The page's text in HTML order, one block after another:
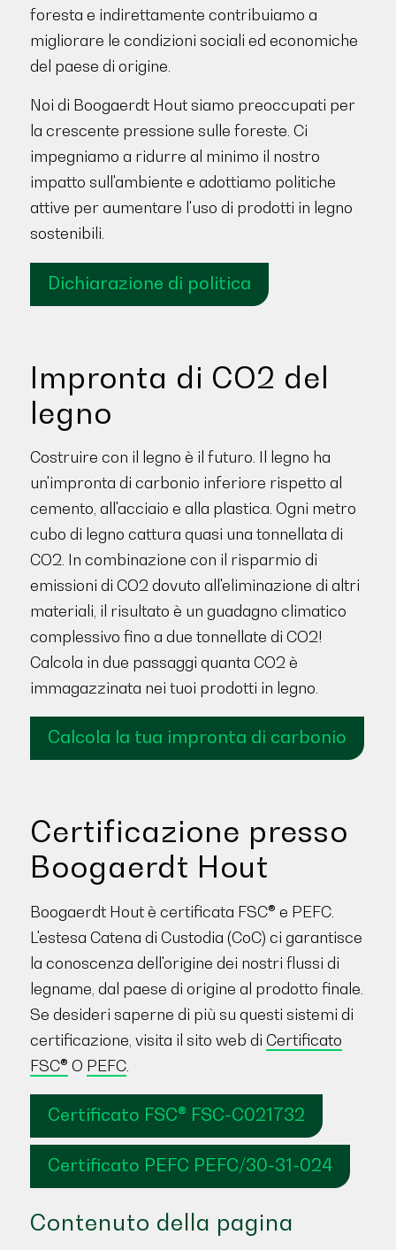
foresta e indirettamente contribuiamo a
migliorare le condizioni sociali ed economiche
del paese di origine.
Noi di Boogaerdt Hout siamo preoccupati per
la crescente pressione sulle foreste. Ci
impegniamo a ridurre al minimo il nostro
impatto sull'ambiente e adottiamo politiche
attive per aumentare l'uso di prodotti in legno
sostenibili.
Dichiarazione di politica
Impronta di CO2 del
legno
Costruire con il legno è il futuro. Il legno ha
un'impronta di carbonio inferiore rispetto al
cemento, all'acciaio e alla plastica. Ogni metro
cubo di legno cattura quasi una tonnellata di
CO2. In combinazione con il risparmio di
emissioni di CO2 dovuto all'eliminazione di altri
materiali, il risultato è un guadagno climatico
complessivo fino a due tonnellate di CO2!
Calcola in due passaggi quanta CO2 è
immagazzinata nei tuoi prodotti in legno.
Calcola la tua impronta di carbonio
Certificazione presso
Boogaerdt Hout
Boogaerdt Hout è certificata FSC® e PEFC.
L'estesa Catena di Custodia (CoC) ci garantisce
la conoscenza dell'origine dei nostri flussi di
legname, dal paese di origine al prodotto finale.
Se desideri saperne di più su questi sistemi di
certificazione, visita il sito web di Certificato
FSC® O PEFC.
Certificato FSC® FSC-C021732
Certificato PEFC PEFC/30-31-024
Contenuto della pagina